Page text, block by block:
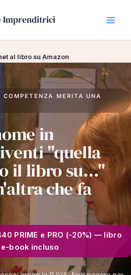
Imprenditrici
al libro su Amazon
MERITA UNA
in
"quella
il libro su…"
che fa
PRIME e PRO (-20%) — libro
book incluso